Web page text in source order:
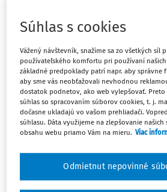
štandardy pre „light“
pre menšie firmy
VSME (Voluntary Sustainability
SMEs) je dobrovoľný európsky
stredným firmám výrazne uľahčiť
požiadavkách bánk, investorov a
na ESG informácie. Je naviazaný na
Sustainability Reporting Directive
výrazne zjednodušuje. V praxi ide
Súhlas s cookies
Vážený návštevník, snažíme sa zo všetkých síl
používateľského komfortu pri používaní
základné predpoklady patrí napr. aby správne
aby sme vás neobťažovali nevhodnou
dostatok podnetov, ako web vylepšovať. Preto
súhlas so spracovaním súborov cookies, t. j.
dočasne ukladajú vo vašom prehliadači.
súhlasu. Dáta využijeme na zlepšovanie
obsahu webu priamo Vám na mieru. Viac
Odmietnut nepovinné